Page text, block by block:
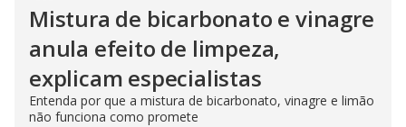
Mistura de bicarbonato e vinagre
anula efeito de limpeza,
explicam especialistas
Entenda por que a mistura de bicarbonato, vinagre e limão
não funciona como promete